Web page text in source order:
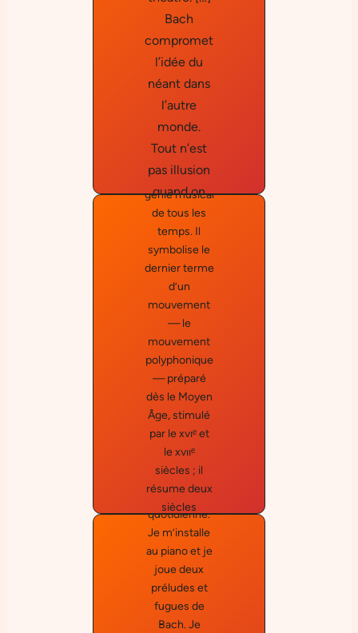
Bach
compromet
l’idée du
néant dans
l’autre
monde.
Tout n’est
pas illusion
quand on
écoute cet
appel. […]
Sans Bach,
nihiliste
absolu. »
Emil
Cioran
Bach est au
centre de la
Sans doute le
plus grand
génie musical
de tous les
temps. Il
symbolise le
dernier terme
d’un
mouvement
— le
mouvement
polyphonique
— préparé
dès le Moyen
Âge, stimulé
par le xvıᵉ et
le xvııᵉ
siècles ; il
résume deux
siècles
d’efforts, et
synthétise
deux siècles
de
découvertes.
»
Norbert
Dufourc
q
Je débute
chaque
journée de la
même
manière. Cela
ne
correspond
pas à une
routine bien
rôdée mais à
quelque
chose
d’essentiel
dans ma vie
quotidienne.
Je m’installe
au piano et je
joue deux
préludes et
fugues de
Bach. Je